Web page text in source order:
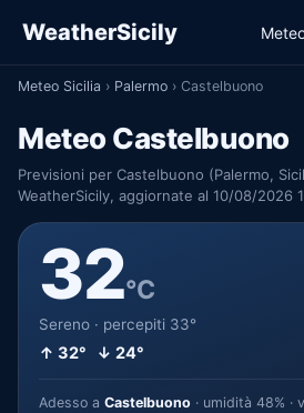
WeatherSicily
Meteo Sicilia › Palermo › Castelbuono
Meteo Castelbuono
Previsioni per Castelbuono (Palermo,
WeatherSicily, aggiornate al 10/08/2026
32°C
Sereno · percepiti 33°
↑ 32° ↓ 24°
Adesso a Castelbuono · umidità 48% ·